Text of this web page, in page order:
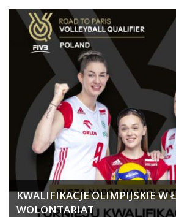
KWALIFIKACJE OLIMPIJSKIE W
WOLONTARIAT